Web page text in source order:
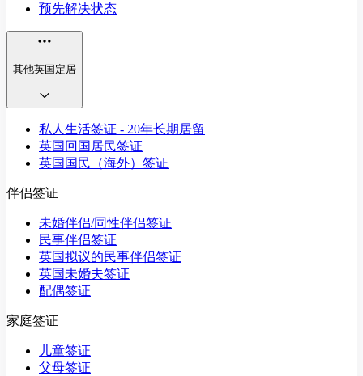
预先解决状态
其他英国定居
私人生活签证 - 20年长期居留
英国回国居民签证
英国国民（海外）签证
伴侣签证
未婚伴侣/同性伴侣签证
民事伴侣签证
英国拟议的民事伴侣签证
英国未婚夫签证
配偶签证
家庭签证
儿童签证
父母签证